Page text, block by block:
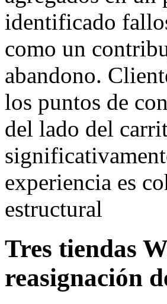
identificado
como un
abandono.
los puntos de
del lado del
experiencia es
estructural
Tres tiendas
reasignación